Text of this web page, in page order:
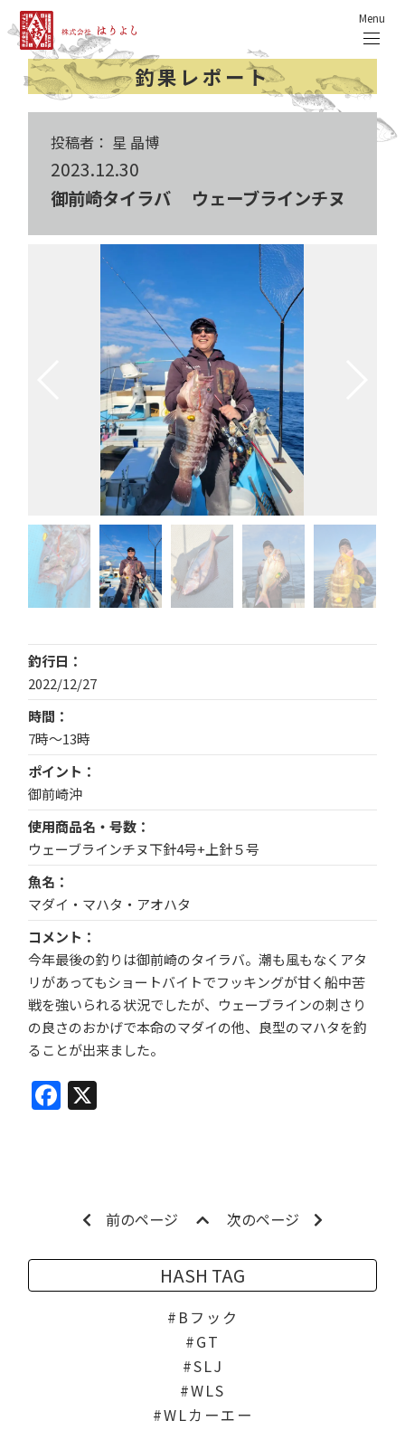
Menu
釣果レポート
投稿者： 星 晶博
2023.12.30
御前崎タイラバ ウェーブラインチヌ
釣行日
2022/12/27
時間
7時～13時
ポイント
御前崎沖
使用商品名・号数
ウェーブラインチヌ下針4号+上針５号
魚名
マダイ・マハタ・アオハタ
コメント
今年最後の釣りは御前崎のタイラバ。潮も風もなくアタ
リがあってもショートバイトでフッキングが甘く船中苦
戦を強いられる状況でしたが、ウェーブラインの刺さり
の良さのおかげで本命のマダイの他、良型のマハタを釣
ることが出来ました。
Facebook
前のページ 次のページ
HASH TAG
Bフック
GT
SLJ
WLS
WLカーエー